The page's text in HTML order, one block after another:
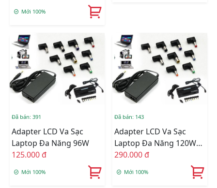
Mới 100%
Đã bán: 391
Adapter LCD Va Sạc
Laptop Đa Năng 96W
125.000 đ
Mới 100%
Đã bán: 143
Adapter LCD Va Sạc
Laptop Đa Năng 120W
505A
290.000 đ
Mới 100%